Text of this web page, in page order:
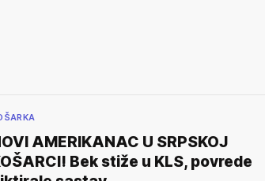
AMERIKANAC U SRPSKOJ
Bek stiže u KLS, povrede